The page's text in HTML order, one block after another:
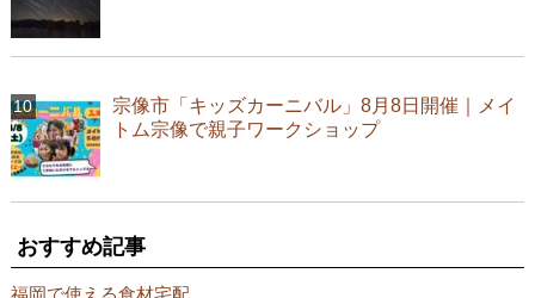
宗像市「キッズカーニバル」8月8日開催｜メイ
トム宗像で親子ワークショップ
おすすめ記事
福岡で使える食材宅配